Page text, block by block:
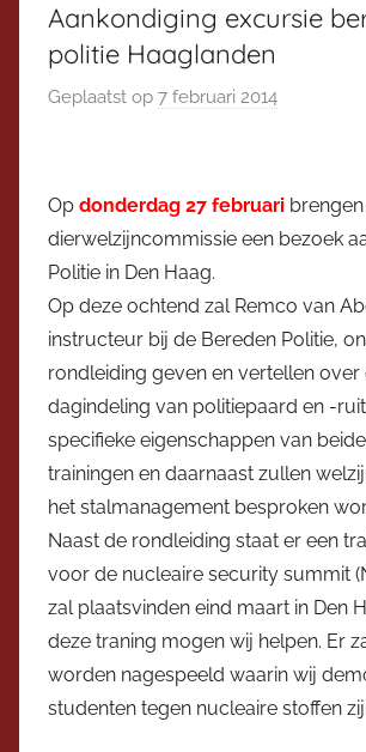
Aankondiging excursie
politie Haaglanden
Geplaatst op 7 februari 2014
i
e
v
o
o
r
z
i
t
Op donderdag 27 februari
dierwelzijncommissie een bezoek
Politie in Den Haag.
Op deze ochtend zal Remco van
instructeur bij de Bereden Politie,
rondleiding geven en vertellen over
dagindeling van politiepaard en -
specifieke eigenschappen van
trainingen en daarnaast zullen
het stalmanagement besproken
Naast de rondleiding staat er een
voor de nucleaire security summit
zal plaatsvinden eind maart in Den
deze traning mogen wij helpen. Er
worden nagespeeld waarin wij
studenten tegen nucleaire stoffen